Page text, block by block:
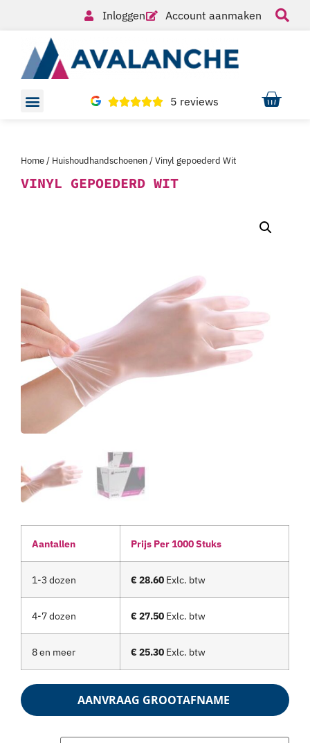
Inloggen Account aanmaken
5 reviews
Home/ Huishoudhandschoenen/ Vinyl gepoederd Wit
VINYL GEPOEDERD WIT
Aantallen Prijs Per 1000 Stuks
1-3 dozen € 28.60 Exlc. btw
4-7 dozen € 27.50 Exlc. btw
8 en meer € 25.30 Exlc. btw
AANVRAAG GROOTAFNAME